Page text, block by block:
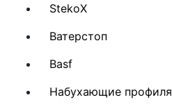
StekoX
Ватерстоп
Basf
Набухающие профиля